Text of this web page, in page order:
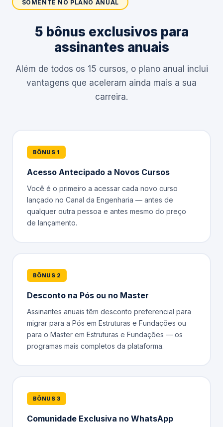
SOMENTE NO PLANO ANUAL
5 bônus exclusivos para
assinantes anuais
Além de todos os 15 cursos, o plano anual inclui
vantagens que aceleram ainda mais a sua
carreira.
BÔNUS 1
Acesso Antecipado a Novos Cursos
Você é o primeiro a acessar cada novo curso
lançado no Canal da Engenharia — antes de
qualquer outra pessoa e antes mesmo do preço
de lançamento.
BÔNUS 2
Desconto na Pós ou no Master
Assinantes anuais têm desconto preferencial para
migrar para a Pós em Estruturas e Fundações ou
para o Master em Estruturas e Fundações — os
programas mais completos da plataforma.
BÔNUS 3
Comunidade Exclusiva no WhatsApp